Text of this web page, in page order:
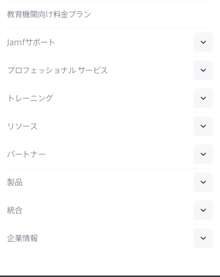
教育機関向け料金プラン
Jamfサポート
プロフェッショナル サービス
トレーニング
リソース
パートナー
製品
統合
企業情報